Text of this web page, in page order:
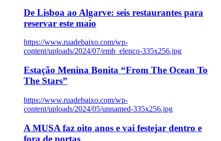
De Lisboa ao Algarve: seis restaurantes para
reservar este maio
https://www.ruadebaixo.com/wp-
content/uploads/2024/07/emb_elenco-335x256.jpg
Estação Menina Bonita “From The Ocean To
The Stars”
https://www.ruadebaixo.com/wp-
content/uploads/2024/05/unnamed-335x256.jpg
A MUSA faz oito anos e vai festejar dentro e
fora de portas